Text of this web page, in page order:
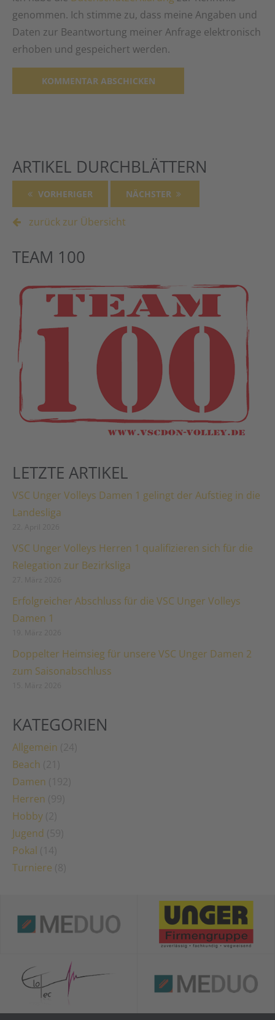
genommen. Ich stimme zu, dass meine Angaben und
Daten zur Beantwortung meiner Anfrage elektronisch
erhoben und gespeichert werden.
ARTIKEL DURCHBLÄTTERN
VORHERIGER NÄCHSTER
zurück zur Übersicht
TEAM 100
LETZTE ARTIKEL
VSC Unger Volleys Damen 1 gelingt der Aufstieg in die
Landesliga
VSC Unger Volleys Herren 1 qualifizieren sich für die
Relegation zur Bezirksliga
Erfolgreicher Abschluss für die VSC Unger Volleys
Damen 1
Doppelter Heimsieg für unsere VSC Unger Damen 2
zum Saisonabschluss
KATEGORIEN
Allgemein
Beach
Damen
Herren
Hobby
Jugend
Pokal
Turniere